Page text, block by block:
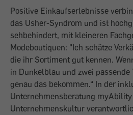
Positive Einkaufs­erlebnisse
das Usher-Syndrom und ist
sehbehindert, mit kleineren
Modeboutiquen: "Ich schätze
die ihr Sortiment gut kennen.
in Dunkelblau und zwei passende
genau das bekommen.“ In der
Unternehmensberatung
Unternehmenskultur